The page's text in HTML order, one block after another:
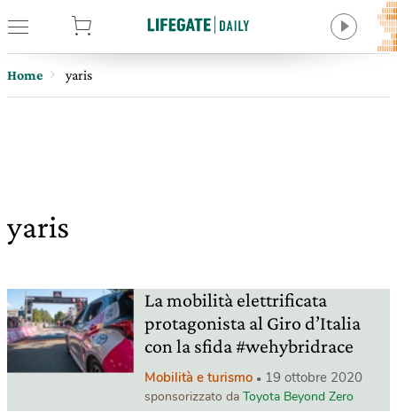
Home yaris
yaris
La mobilità elettrificata
protagonista al Giro d’Italia
con la sfida #wehybridrace
Mobilità e turismo 19 ottobre 2020
sponsorizzato da Toyota Beyond Zero